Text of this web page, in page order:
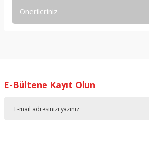
Önerileriniz
Ürün resmi kalitesiz, bozuk veya
E-Bültene Kayıt Olun